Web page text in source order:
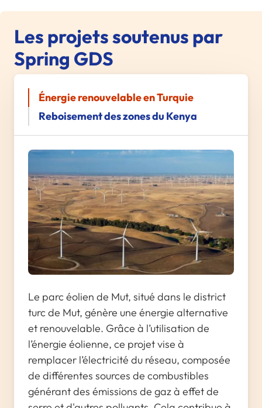
Les projets soutenus par
Spring GDS
Énergie renouvelable en Turquie
Reboisement des zones du Kenya
Le parc éolien de Mut, situé dans le district
turc de Mut, génère une énergie alternative
et renouvelable. Grâce à l’utilisation de
l’énergie éolienne, ce projet vise à
remplacer l’électricité du réseau, composée
de différentes sources de combustibles
générant des émissions de gaz à effet de